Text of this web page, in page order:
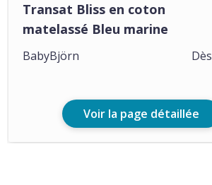
Transat Bliss en coton
matelassé Bleu marine
Dès
BabyBjörn
Voir la page détaillée